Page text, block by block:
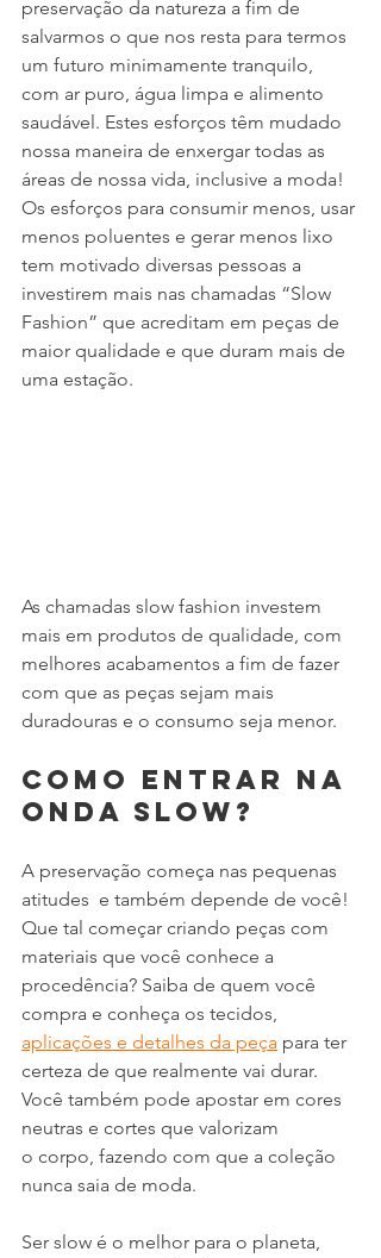
preservação da natureza a fim de
salvarmos o que nos resta para termos
um futuro minimamente tranquilo,
com ar puro, água limpa e alimento
saudável. Estes esforços têm mudado
nossa maneira de enxergar todas as
áreas de nossa vida, inclusive a moda!
Os esforços para consumir menos, usar
menos poluentes e gerar menos lixo
tem motivado diversas pessoas a
investirem mais nas chamadas “Slow
Fashion” que acreditam em peças de
maior qualidade e que duram mais de
uma estação.
As chamadas slow fashion investem
mais em produtos de qualidade, com
melhores acabamentos a fim de fazer
com que as peças sejam mais
duradouras e o consumo seja menor.
Como entrar na
onda slow?
A preservação começa nas pequenas
atitudes  e também depende de você!
Que tal começar criando peças com
materiais que você conhece a
procedência? Saiba de quem você
compra e conheça os tecidos,
aplicações e detalhes da peça para ter
certeza de que realmente vai durar.
Você também pode apostar em cores
neutras e cortes que valorizam
o corpo, fazendo com que a coleção
nunca saia de moda.
Ser slow é o melhor para o planeta,